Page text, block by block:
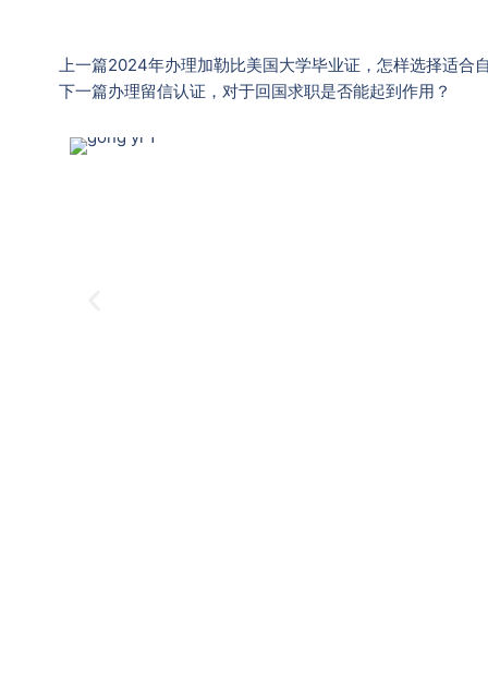
上一篇2024年办理加勒比美国大学毕业证，怎样选择适合
下一篇办理留信认证，对于回国求职是否能起到作用？